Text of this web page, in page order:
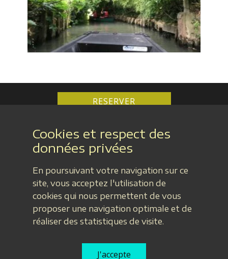
Casa Upupa - Françoise et Denis GAIGNON
106 rue du Marais 85200 Montreuil
Tél : 06 17 87 55 60 - Email :casa.upupa@gmail.com
Mentions légales-Protections des données privées
-Conditions générales de Vente-Plan du site
RESERVER
Cookies et respect des
données privées
En poursuivant votre navigation sur ce
site, vous acceptez l'utilisation de
cookies qui nous permettent de vous
proposer une navigation optimale et de
réaliser des statistiques de visite.
J'accepte